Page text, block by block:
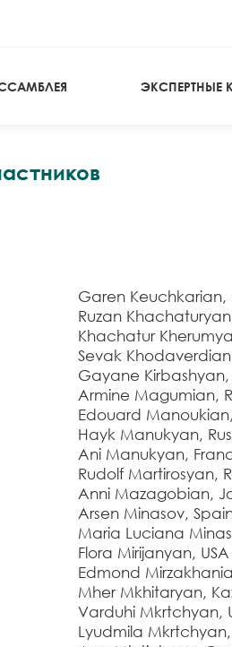
ЭКСПЕРТНЫЕ
Garen Keuchkarian,
Ruzan
Khachatur
Sevak
Gayane Kirbashyan,
Armine Magumian,
Edouard
Hayk Manukyan,
Ani Manukyan,
Rudolf Martirosyan,
Anni Mazagobian,
Arsen Minasov,
Maria Luciana
Flora Mirijanyan, USA
Edmond
Mher Mkhitaryan,
Varduhi Mkrtchyan,
Lyudmila Mkrtchyan,